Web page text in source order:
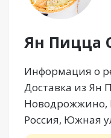
Ян Пицца
Информация о
Доставка из Ян
Новодрожжино,
Россия, Южная